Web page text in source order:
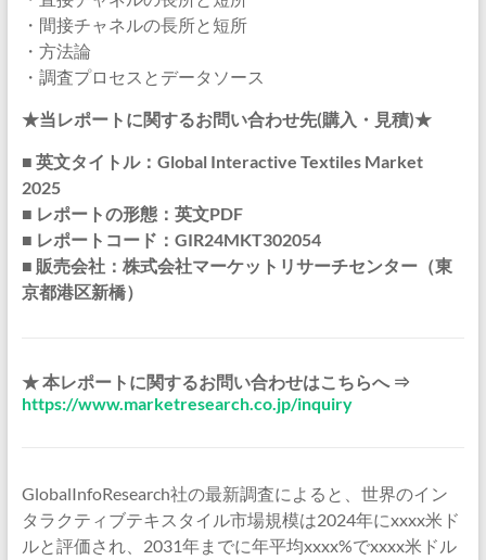
・間接チャネルの長所と短所
・方法論
・調査プロセスとデータソース
★当レポートに関するお問い合わせ先(購入・見積)★
■ 英文タイトル：Global Interactive Textiles Market
2025
■ レポートの形態：英文PDF
■ レポートコード：GIR24MKT302054
■ 販売会社：株式会社マーケットリサーチセンター（東
京都港区新橋）
★ 本レポートに関するお問い合わせはこちらへ ⇒
https://www.marketresearch.co.jp/inquiry
GlobalInfoResearch社の最新調査によると、世界のイン
タラクティブテキスタイル市場規模は2024年にxxxx米ド
ルと評価され、2031年までに年平均xxxx%でxxxx米ドル